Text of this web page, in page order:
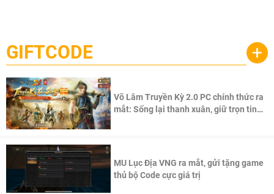
cầu, theo giấy phép chính thức từ công ty game Nhật Bản
Pocketpair, Inc.
GIFTCODE +
Võ Lâm Truyền Kỳ 2.0 PC chính thức ra
mắt: Sống lại thanh xuân, giữ trọn tinh
MU Lục Địa VNG ra mắt, gửi tặng game
thủ bộ Code cực giá trị